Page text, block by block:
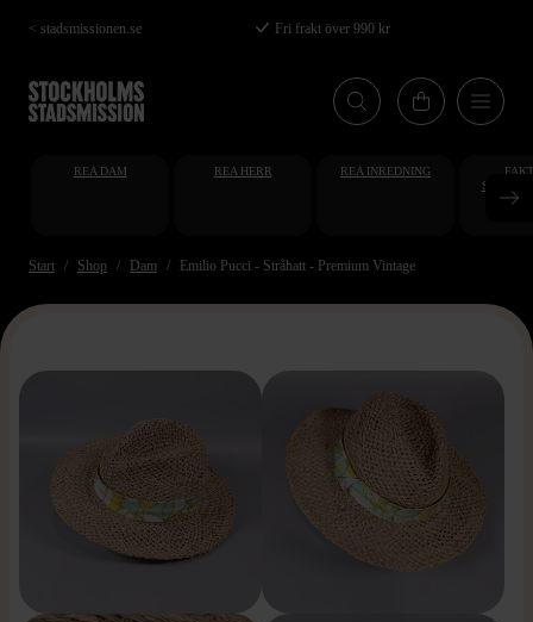
Hoppa
till
huvudinnehåll
< stadsmissionen.se Fri frakt över 990 kr
REA DAM REA HERR REA INREDNING
Start Shop Dam Emilio Pucci - Stråhatt - Premium Vintage